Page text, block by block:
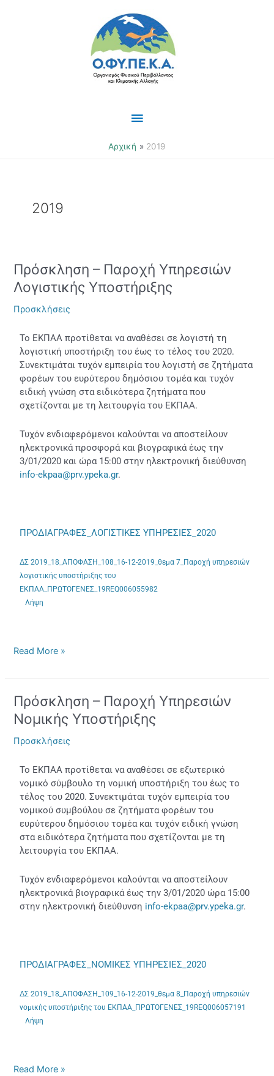
Κύριο
Μενού
Αρχική 2019
2019
Πρόσκληση – Παροχή Υπηρεσιών
Λογιστικής Υποστήριξης
Προσκλήσεις
Το ΕΚΠΑΑ προτίθεται να αναθέσει σε λογιστή τη
λογιστική υποστήριξη του έως το τέλος του 2020.
Συνεκτιμάται τυχόν εμπειρία του λογιστή σε ζητήματα
φορέων του ευρύτερου δημόσιου τομέα και τυχόν
ειδική γνώση στα ειδικότερα ζητήματα που
σχετίζονται με τη λειτουργία του ΕΚΠΑΑ.
Τυχόν ενδιαφερόμενοι καλούνται να αποστείλουν
ηλεκτρονικά προσφορά και βιογραφικά έως την
3/01/2020 και ώρα 15:00 στην ηλεκτρονική διεύθυνση
info-ekpaa@prv.ypeka.gr.
ΠΡΟΔΙΑΓΡΑΦΕΣ_ΛΟΓΙΣΤΙΚΕΣ ΥΠΗΡΕΣΙΕΣ_2020
ΔΣ 2019_18_ΑΠΟΦΑΣΗ_108_16-12-2019_θεμα 7_Παροχή υπηρεσιών
λογιστικής υποστήριξης του
ΕΚΠΑΑ_ΠΡΩΤΟΓΕΝΕΣ_19REQ006055982
Λήψη
Πρόσκληση
–
Παροχή
Υπηρεσιών
Υποστήριξης
Read More »
Πρόσκληση – Παροχή Υπηρεσιών
Νομικής Υποστήριξης
Προσκλήσεις
Το ΕΚΠΑΑ προτίθεται να αναθέσει σε εξωτερικό
νομικό σύμβουλο τη νομική υποστήριξη του έως το
τέλος του 2020. Συνεκτιμάται τυχόν εμπειρία του
νομικού συμβούλου σε ζητήματα φορέων του
ευρύτερου δημόσιου τομέα και τυχόν ειδική γνώση
στα ειδικότερα ζητήματα που σχετίζονται με τη
λειτουργία του ΕΚΠΑΑ.
Τυχόν ενδιαφερόμενοι καλούνται να αποστείλουν
ηλεκτρονικά βιογραφικά έως την 3/01/2020 ώρα 15:00
στην ηλεκτρονική διεύθυνση info-ekpaa@prv.ypeka.gr.
ΠΡΟΔΙΑΓΡΑΦΕΣ_ΝΟΜΙΚΕΣ ΥΠΗΡΕΣΙΕΣ_2020
ΔΣ 2019_18_ΑΠΟΦΑΣΗ_109_16-12-2019_θεμα 8_Παροχή υπηρεσιών
νομικής υποστήριξης του ΕΚΠΑΑ_ΠΡΩΤΟΓΕΝΕΣ_19REQ006057191
Λήψη
Πρόσκληση
–
Παροχή
Υπηρεσιών
Υποστήριξης
Read More »